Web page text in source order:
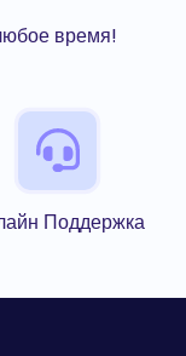
время!
Поддержка